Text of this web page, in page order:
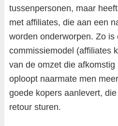
tussenpersonen, maar
met affiliates, die aan een
worden onderworpen. Zo is
commissiemodel (affiliates
van de omzet die
oploopt naarmate men
goede kopers aanlevert,
retour sturen.